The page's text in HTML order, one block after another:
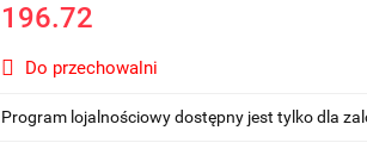
196.72
Do przechowalni
Program lojalnościowy dostępny jest tylko dla